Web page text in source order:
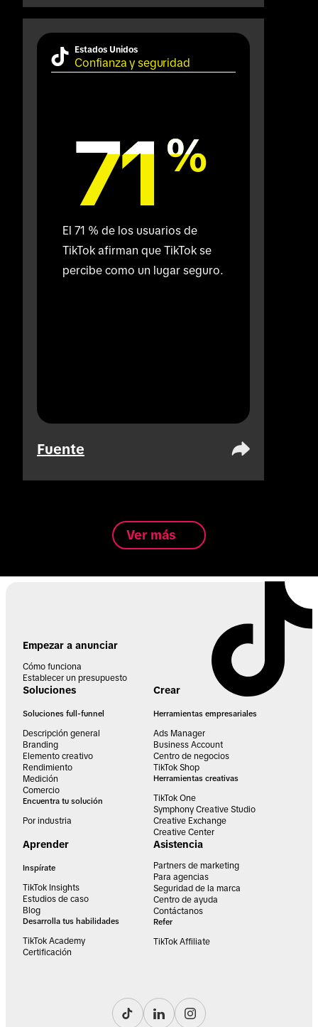
Estados Unidos
Confianza y seguridad
71 %
71 %
El 71 % de los usuarios de
TikTok afirman que TikTok se
percibe como un lugar seguro.
Fuente
Ver más
Empezar a anunciar
Cómo funciona
Establecer un presupuesto
Soluciones
Soluciones full-funnel
Descripción general
Branding
Elemento creativo
Rendimiento
Medición
Comercio
Encuentra tu solución
Por industria
Crear
Herramientas empresariales
Ads Manager
Business Account
Centro de negocios
TikTok Shop
Herramientas creativas
TikTok One
Symphony Creative Studio
Creative Exchange
Creative Center
Aprender
Inspírate
TikTok Insights
Estudios de caso
Blog
Desarrolla tus habilidades
TikTok Academy
Certificación
Asistencia
Partners de marketing
Para agencias
Seguridad de la marca
Centro de ayuda
Contáctanos
Refer
TikTok Affiliate